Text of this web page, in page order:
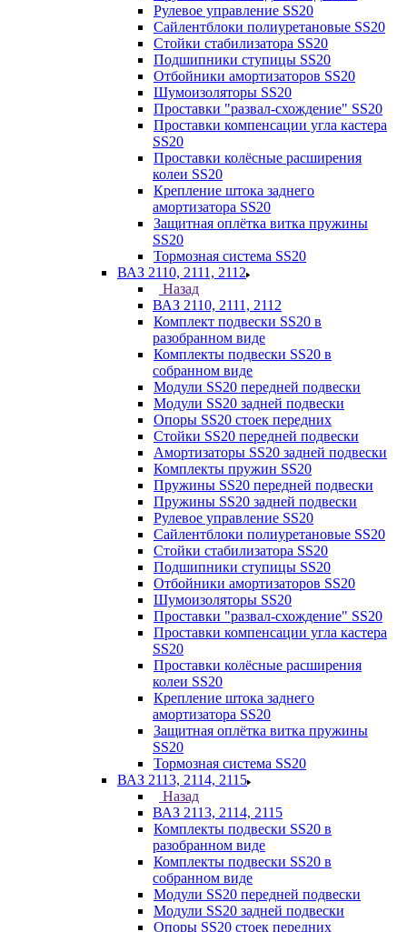
Рулевое управление SS20
Сайлентблоки полиуретановые SS20
Стойки стабилизатора SS20
Подшипники ступицы SS20
Отбойники амортизаторов SS20
Шумоизоляторы SS20
Проставки "развал-схождение" SS20
Проставки компенсации угла кастера
SS20
Проставки колёсные расширения
колеи SS20
Крепление штока заднего
амортизатора SS20
Защитная оплётка витка пружины
SS20
Тормозная система SS20
ВАЗ 2110, 2111, 2112
Назад
ВАЗ 2110, 2111, 2112
Комплект подвески SS20 в
разобранном виде
Комплекты подвески SS20 в
собранном виде
Модули SS20 передней подвески
Модули SS20 задней подвески
Опоры SS20 стоек передних
Стойки SS20 передней подвески
Амортизаторы SS20 задней подвески
Комплекты пружин SS20
Пружины SS20 передней подвески
Пружины SS20 задней подвески
Рулевое управление SS20
Сайлентблоки полиуретановые SS20
Стойки стабилизатора SS20
Подшипники ступицы SS20
Отбойники амортизаторов SS20
Шумоизоляторы SS20
Проставки "развал-схождение" SS20
Проставки компенсации угла кастера
SS20
Проставки колёсные расширения
колеи SS20
Крепление штока заднего
амортизатора SS20
Защитная оплётка витка пружины
SS20
Тормозная система SS20
ВАЗ 2113, 2114, 2115
Назад
ВАЗ 2113, 2114, 2115
Комплекты подвески SS20 в
разобранном виде
Комплекты подвески SS20 в
собранном виде
Модули SS20 передней подвески
Модули SS20 задней подвески
Опоры SS20 стоек передних